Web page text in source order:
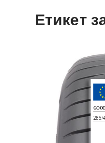
Етикет